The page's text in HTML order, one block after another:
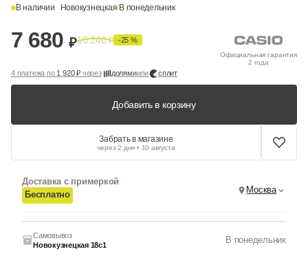
В наличии Новокузнецкая/В понедельник
7 680 ₽10 240₽ -25 %
Официальная гарантия
2 года
4 платежа по 1 920 ₽через долямиили сплит
Добавить в корзину
Забрать в магазине
через 2 дня • 10 августа
Доставка с примеркой
Бесплатно
Москва
Самовывоз
Новокузнецкая 18с1
В понедельник